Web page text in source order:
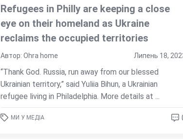
Refugees in Philly are keeping a close
eye on their homeland as Ukraine
reclaims the occupied territories
Автор: Ohra home Липень 18,
“Thank God. Russia, run away from our blessed
Ukrainian territory,” said Yuliia Bihun, a Ukrainian
refugee living in Philadelphia. More details at ...
МИ У МЕДІА